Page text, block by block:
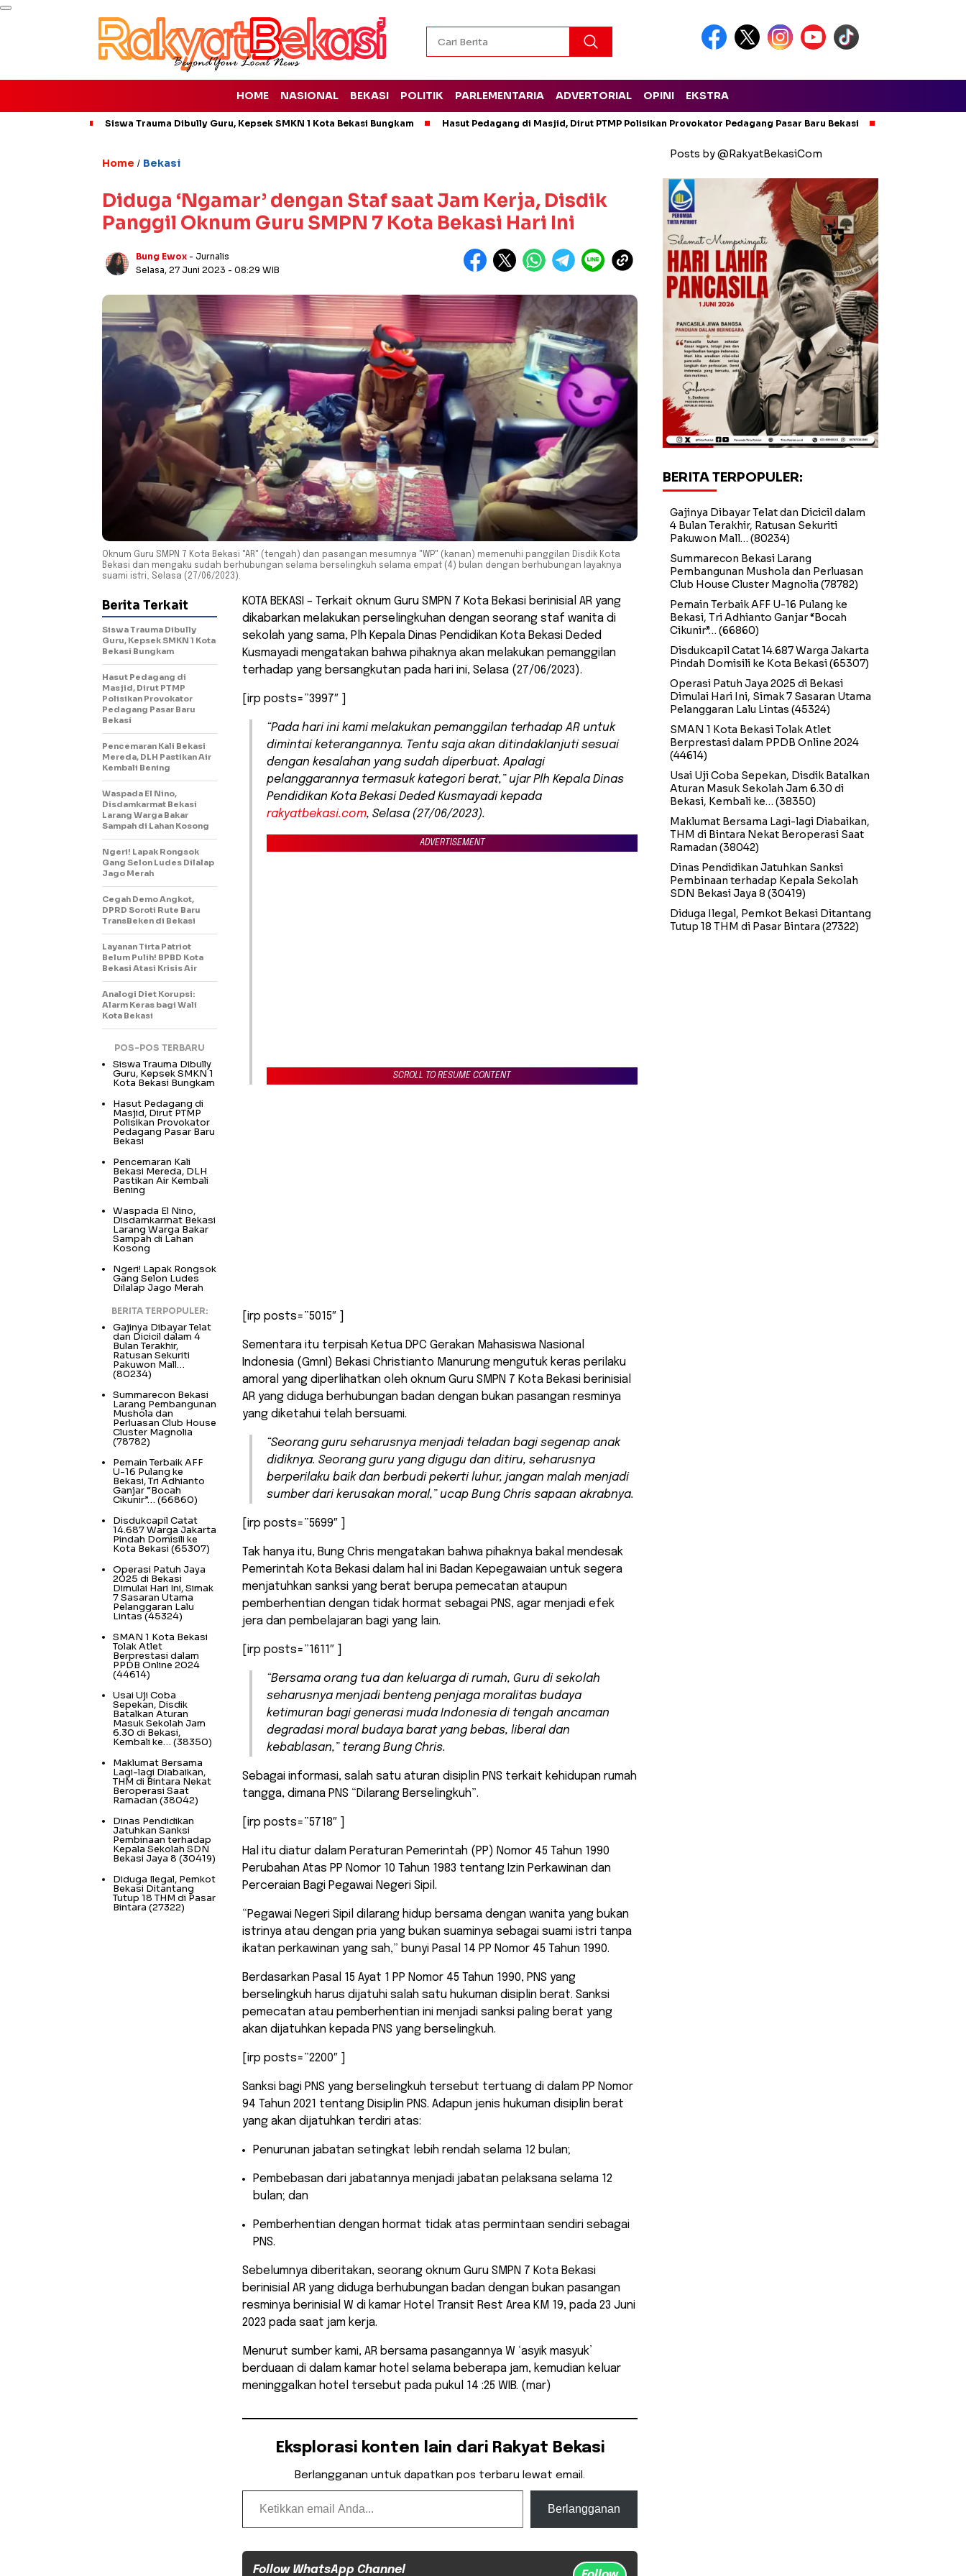
HOME NASIONAL BEKASI POLITIK PARLEMENTARIA ADVERTORIAL OPINI EKSTRA
Siswa Trauma Dibully Guru, Kepsek SMKN 1 Kota Bekasi Bungkam Hasut Pedagang di Masjid, Dirut PTMP Polisikan Provokator Pedagang Pasar Baru Bekasi
Home / Bekasi
Diduga ‘Ngamar’ dengan Staf saat Jam Kerja, Disdik
Panggil Oknum Guru SMPN 7 Kota Bekasi Hari Ini
Bung Ewox - Jurnalis
Selasa, 27 Juni 2023 - 08:29 WIB
Oknum Guru SMPN 7 Kota Bekasi "AR" (tengah) dan pasangan mesumnya "WP" (kanan) memenuhi panggilan Disdik Kota
Bekasi dan mengaku sudah berhubungan selama berselingkuh selama empat (4) bulan dengan berhubungan layaknya
suami istri, Selasa (27/06/2023).
KOTA BEKASI – Terkait oknum Guru SMPN 7 Kota Bekasi berinisial AR yang
dikabarkan melakukan perselingkuhan dengan seorang staf wanita di
sekolah yang sama, Plh Kepala Dinas Pendidikan Kota Bekasi Deded
Kusmayadi mengatakan bahwa pihaknya akan melakukan pemanggilan
terhadap yang bersangkutan pada hari ini, Selasa (27/06/2023).
[irp posts=”3997″ ]
“Pada hari ini kami melakukan pemanggilan terhadap AR untuk
dimintai keterangannya. Tentu saja akan ditindaklanjuti sesuai
dengan kesalahan yang sudah diperbuat. Apalagi
pelanggarannya termasuk kategori berat,” ujar Plh Kepala Dinas
Pendidikan Kota Bekasi Deded Kusmayadi kepada
rakyatbekasi.com, Selasa (27/06/2023).
ADVERTISEMENT
SCROLL TO RESUME CONTENT
[irp posts=”5015″ ]
Sementara itu terpisah Ketua DPC Gerakan Mahasiswa Nasional
Indonesia (GmnI) Bekasi Christianto Manurung mengutuk keras perilaku
amoral yang diperlihatkan oleh oknum Guru SMPN 7 Kota Bekasi berinisial
AR yang diduga berhubungan badan dengan bukan pasangan resminya
yang diketahui telah bersuami.
“Seorang guru seharusnya menjadi teladan bagi segenap anak
didiknya. Seorang guru yang digugu dan ditiru, seharusnya
berperilaku baik dan berbudi pekerti luhur, jangan malah menjadi
sumber dari kerusakan moral,” ucap Bung Chris sapaan akrabnya.
[irp posts=”5699″ ]
Tak hanya itu, Bung Chris mengatakan bahwa pihaknya bakal mendesak
Pemerintah Kota Bekasi dalam hal ini Badan Kepegawaian untuk segera
menjatuhkan sanksi yang berat berupa pemecatan ataupun
pemberhentian dengan tidak hormat sebagai PNS, agar menjadi efek
jera dan pembelajaran bagi yang lain.
[irp posts=”1611″ ]
“Bersama orang tua dan keluarga di rumah, Guru di sekolah
seharusnya menjadi benteng penjaga moralitas budaya
ketimuran bagi generasi muda Indonesia di tengah ancaman
degradasi moral budaya barat yang bebas, liberal dan
kebablasan,” terang Bung Chris.
Sebagai informasi, salah satu aturan disiplin PNS terkait kehidupan rumah
tangga, dimana PNS “Dilarang Berselingkuh”.
[irp posts=”5718″ ]
Hal itu diatur dalam Peraturan Pemerintah (PP) Nomor 45 Tahun 1990
Perubahan Atas PP Nomor 10 Tahun 1983 tentang Izin Perkawinan dan
Perceraian Bagi Pegawai Negeri Sipil.
“Pegawai Negeri Sipil dilarang hidup bersama dengan wanita yang bukan
istrinya atau dengan pria yang bukan suaminya sebagai suami istri tanpa
ikatan perkawinan yang sah,” bunyi Pasal 14 PP Nomor 45 Tahun 1990.
Berdasarkan Pasal 15 Ayat 1 PP Nomor 45 Tahun 1990, PNS yang
berselingkuh harus dijatuhi salah satu hukuman disiplin berat. Sanksi
pemecatan atau pemberhentian ini menjadi sanksi paling berat yang
akan dijatuhkan kepada PNS yang berselingkuh.
[irp posts=”2200″ ]
Sanksi bagi PNS yang berselingkuh tersebut tertuang di dalam PP Nomor
94 Tahun 2021 tentang Disiplin PNS. Adapun jenis hukuman disiplin berat
yang akan dijatuhkan terdiri atas:
Penurunan jabatan setingkat lebih rendah selama 12 bulan;
Pembebasan dari jabatannya menjadi jabatan pelaksana selama 12
bulan; dan
Pemberhentian dengan hormat tidak atas permintaan sendiri sebagai
PNS.
Sebelumnya diberitakan, seorang oknum Guru SMPN 7 Kota Bekasi
berinisial AR yang diduga berhubungan badan dengan bukan pasangan
resminya berinisial W di kamar Hotel Transit Rest Area KM 19, pada 23 Juni
2023 pada saat jam kerja.
Menurut sumber kami, AR bersama pasangannya W ‘asyik masyuk’
berduaan di dalam kamar hotel selama beberapa jam, kemudian keluar
meninggalkan hotel tersebut pada pukul 14 :25 WIB. (mar)
Eksplorasi konten lain dari Rakyat Bekasi
Berlangganan untuk dapatkan pos terbaru lewat email.
Ketikkan email Anda...
Berlangganan
Follow WhatsApp Channel
Berita Terkait
Siswa Trauma Dibully
Guru, Kepsek SMKN 1 Kota
Bekasi Bungkam
Hasut Pedagang di
Masjid, Dirut PTMP
Polisikan Provokator
Pedagang Pasar Baru
Bekasi
Pencemaran Kali Bekasi
Mereda, DLH Pastikan Air
Kembali Bening
Waspada El Nino,
Disdamkarmat Bekasi
Larang Warga Bakar
Sampah di Lahan Kosong
Ngeri! Lapak Rongsok
Gang Selon Ludes Dilalap
Jago Merah
Cegah Demo Angkot,
DPRD Soroti Rute Baru
TransBeken di Bekasi
Layanan Tirta Patriot
Belum Pulih! BPBD Kota
Bekasi Atasi Krisis Air
Analogi Diet Korupsi:
Alarm Keras bagi Wali
Kota Bekasi
POS-POS TERBARU
Siswa Trauma Dibully
Guru, Kepsek SMKN 1
Kota Bekasi Bungkam
Hasut Pedagang di
Masjid, Dirut PTMP
Polisikan Provokator
Pedagang Pasar Baru
Bekasi
Pencemaran Kali
Bekasi Mereda, DLH
Pastikan Air Kembali
Bening
Waspada El Nino,
Disdamkarmat Bekasi
Larang Warga Bakar
Sampah di Lahan
Kosong
Ngeri! Lapak Rongsok
Gang Selon Ludes
Dilalap Jago Merah
BERITA TERPOPULER:
Gajinya Dibayar Telat
dan Dicicil dalam 4
Bulan Terakhir,
Ratusan Sekuriti
Pakuwon Mall…
(80234)
Summarecon Bekasi
Larang Pembangunan
Mushola dan
Perluasan Club House
Cluster Magnolia
(78782)
Pemain Terbaik AFF
U-16 Pulang ke
Bekasi, Tri Adhianto
Ganjar “Bocah
Cikunir”… (66860)
Disdukcapil Catat
14.687 Warga Jakarta
Pindah Domisili ke
Kota Bekasi (65307)
Operasi Patuh Jaya
2025 di Bekasi
Dimulai Hari Ini, Simak
7 Sasaran Utama
Pelanggaran Lalu
Lintas(45324)
SMAN 1 Kota Bekasi
Tolak Atlet
Berprestasi dalam
PPDB Online 2024
(44614)
Usai Uji Coba
Sepekan, Disdik
Batalkan Aturan
Masuk Sekolah Jam
6.30 di Bekasi,
Kembali ke… (38350)
Maklumat Bersama
Lagi-lagi Diabaikan,
THM di Bintara Nekat
Beroperasi Saat
Ramadan (38042)
Dinas Pendidikan
Jatuhkan Sanksi
Pembinaan terhadap
Kepala Sekolah SDN
Bekasi Jaya 8 (30419)
Diduga Ilegal, Pemkot
Bekasi Ditantang
Tutup 18 THM di Pasar
Bintara (27322)
Posts by @RakyatBekasiCom
BERITA TERPOPULER:
Gajinya Dibayar Telat dan Dicicil dalam
4 Bulan Terakhir, Ratusan Sekuriti
Pakuwon Mall… (80234)
Summarecon Bekasi Larang
Pembangunan Mushola dan Perluasan
Club House Cluster Magnolia (78782)
Pemain Terbaik AFF U-16 Pulang ke
Bekasi, Tri Adhianto Ganjar “Bocah
Cikunir”… (66860)
Disdukcapil Catat 14.687 Warga Jakarta
Pindah Domisili ke Kota Bekasi(65307)
Operasi Patuh Jaya 2025 di Bekasi
Dimulai Hari Ini, Simak 7 Sasaran Utama
Pelanggaran Lalu Lintas (45324)
SMAN 1 Kota Bekasi Tolak Atlet
Berprestasi dalam PPDB Online 2024
(44614)
Usai Uji Coba Sepekan, Disdik Batalkan
Aturan Masuk Sekolah Jam 6.30 di
Bekasi, Kembali ke… (38350)
Maklumat Bersama Lagi-lagi Diabaikan,
THM di Bintara Nekat Beroperasi Saat
Ramadan (38042)
Dinas Pendidikan Jatuhkan Sanksi
Pembinaan terhadap Kepala Sekolah
SDN Bekasi Jaya 8 (30419)
Diduga Ilegal, Pemkot Bekasi Ditantang
Tutup 18 THM di Pasar Bintara (27322)